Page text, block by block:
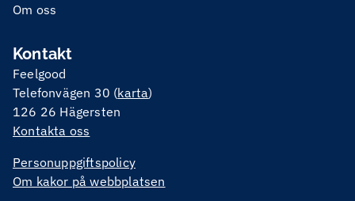
Om oss
Kontakt
Feelgood
Telefonvägen 30 (karta)
126 26 Hägersten
Kontakta oss
Personuppgiftspolicy
Om kakor på webbplatsen